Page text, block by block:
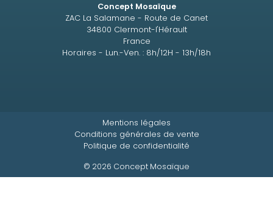
Concept Mosaïque
ZAC La Salamane - Route de Canet
34800 Clermont-l'Hérault
France
Horaires - Lun.-Ven. : 8h/12H - 13h/18h
© 2026 Concept Mosaïque
Mentions légales
Conditions générales de vente
Politique de confidentialité